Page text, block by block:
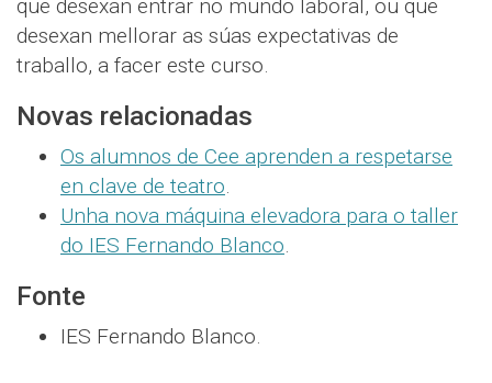
que desexan entrar no mundo laboral, ou que
desexan mellorar as súas expectativas de
traballo, a facer este curso.
Novas relacionadas
Os alumnos de Cee aprenden a respetarse
en clave de teatro.
Unha nova máquina elevadora para o taller
do IES Fernando Blanco.
Fonte
IES Fernando Blanco.